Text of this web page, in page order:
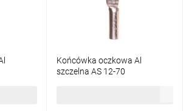
Końcówka oczkowa Al
szczelna AS 12-70